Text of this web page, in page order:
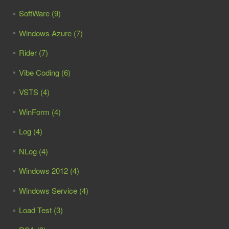
SoftWare (9)
Windows Azure (7)
Rider (7)
Vibe Coding (6)
VSTS (4)
WinForm (4)
Log (4)
NLog (4)
Windows 2012 (4)
Windows Service (4)
Load Test (3)